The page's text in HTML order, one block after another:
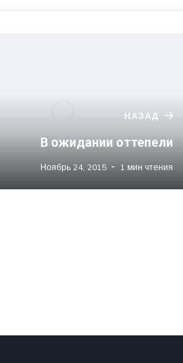
НАЗАД
В ожидании оттепели
Ноябрь 24, 2015 1 мин чтения